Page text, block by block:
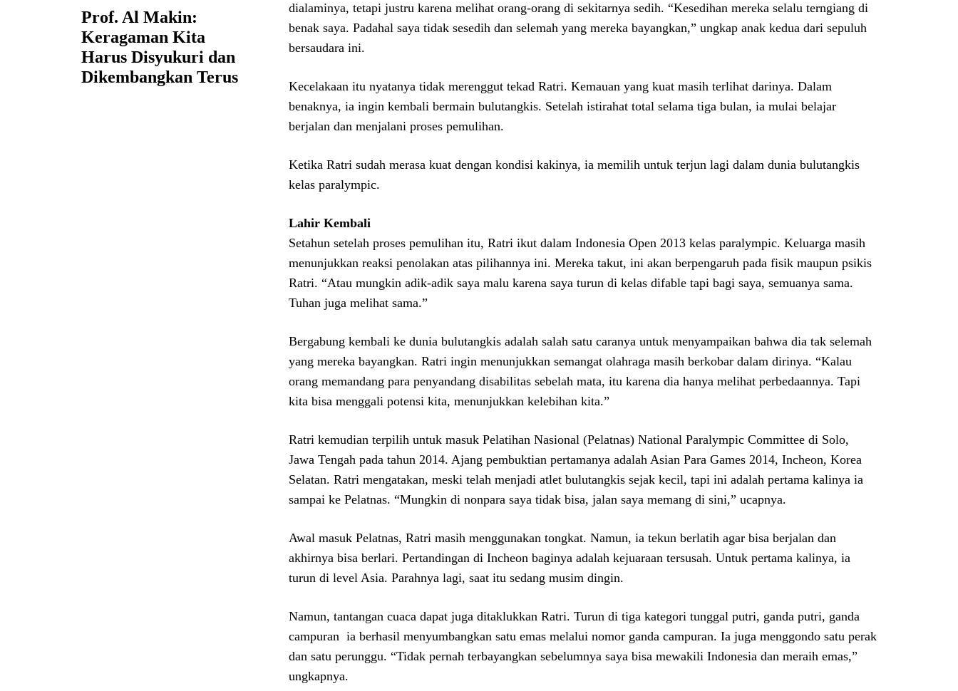
Prof. Al Makin:
Keragaman Kita
Harus Disyukuri dan
Dikembangkan Terus
dialaminya, tetapi justru karena melihat orang-orang di sekitarnya sedih. “Kesedihan mereka selalu terngiang di
benak saya. Padahal saya tidak sesedih dan selemah yang mereka bayangkan,” ungkap anak kedua dari sepuluh
bersaudara ini.
Kecelakaan itu nyatanya tidak merenggut tekad Ratri. Kemauan yang kuat masih terlihat darinya. Dalam
benaknya, ia ingin kembali bermain bulutangkis. Setelah istirahat total selama tiga bulan, ia mulai belajar
berjalan dan menjalani proses pemulihan.
Ketika Ratri sudah merasa kuat dengan kondisi kakinya, ia memilih untuk terjun lagi dalam dunia bulutangkis
kelas paralympic.
Lahir Kembali
Setahun setelah proses pemulihan itu, Ratri ikut dalam Indonesia Open 2013 kelas paralympic. Keluarga masih
menunjukkan reaksi penolakan atas pilihannya ini. Mereka takut, ini akan berpengaruh pada fisik maupun psikis
Ratri. “Atau mungkin adik-adik saya malu karena saya turun di kelas difable tapi bagi saya, semuanya sama.
Tuhan juga melihat sama.”
Bergabung kembali ke dunia bulutangkis adalah salah satu caranya untuk menyampaikan bahwa dia tak selemah
yang mereka bayangkan. Ratri ingin menunjukkan semangat olahraga masih berkobar dalam dirinya. “Kalau
orang memandang para penyandang disabilitas sebelah mata, itu karena dia hanya melihat perbedaannya. Tapi
kita bisa menggali potensi kita, menunjukkan kelebihan kita.”
Ratri kemudian terpilih untuk masuk Pelatihan Nasional (Pelatnas) National Paralympic Committee di Solo,
Jawa Tengah pada tahun 2014. Ajang pembuktian pertamanya adalah Asian Para Games 2014, Incheon, Korea
Selatan. Ratri mengatakan, meski telah menjadi atlet bulutangkis sejak kecil, tapi ini adalah pertama kalinya ia
sampai ke Pelatnas. “Mungkin di nonpara saya tidak bisa, jalan saya memang di sini,” ucapnya.
Awal masuk Pelatnas, Ratri masih menggunakan tongkat. Namun, ia tekun berlatih agar bisa berjalan dan
akhirnya bisa berlari. Pertandingan di Incheon baginya adalah kejuaraan tersusah. Untuk pertama kalinya, ia
turun di level Asia. Parahnya lagi, saat itu sedang musim dingin.
Namun, tantangan cuaca dapat juga ditaklukkan Ratri. Turun di tiga kategori tunggal putri, ganda putri, ganda
campuran  ia berhasil menyumbangkan satu emas melalui nomor ganda campuran. Ia juga menggondo satu perak
dan satu perunggu. “Tidak pernah terbayangkan sebelumnya saya bisa mewakili Indonesia dan meraih emas,”
ungkapnya.